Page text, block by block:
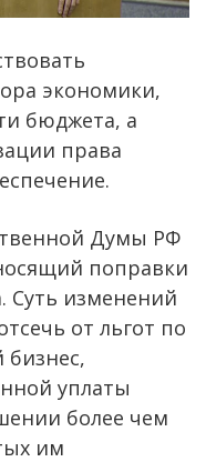
экономики,
бюджета, а
права
Думы РФ
поправки
Суть изменений
от льгот по
уплаты
более чем
им